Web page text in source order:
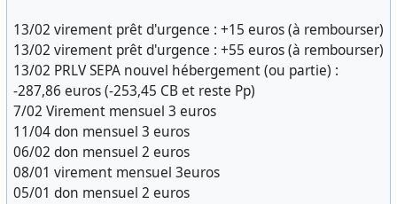
13/02 virement prêt d'urgence : +15 euros (à rembourser)
13/02 virement prêt d'urgence : +55 euros (à rembourser)
13/02 PRLV SEPA nouvel hébergement (ou partie) :
-287,86 euros (-253,45 CB et reste Pp)
7/02 Virement mensuel 3 euros
11/04 don mensuel 3 euros
06/02 don mensuel 2 euros
08/01 virement mensuel 3euros
05/01 don mensuel 2 euros